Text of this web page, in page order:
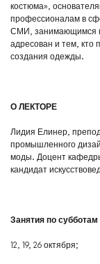
костюма»,
профессионалам в
СМИ, занимающимся
адресован и тем, кто
создания одежды.
О ЛЕКТОРЕ
Лидия Елинер,
промышленного
моды. Доцент
кандидат
Занятия по
12, 19, 26 октября;